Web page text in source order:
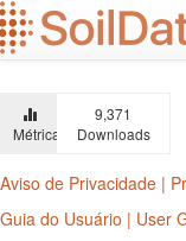
Ir
para
o
principal
Métricas
9,371
Downloads
Aviso de Privacidade |
Guia do Usuário | User